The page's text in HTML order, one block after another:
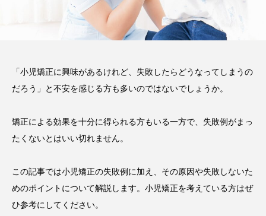
注目のトピック
おすすめ名医一覧 コラム
マウスピース矯正
「小児矯正に興味があるけれど、失敗したらどうなってしまうの
だろう」と不安を感じる方も多いのではないでしょうか。
矯正による効果を十分に得られる方もいる一方で、失敗例がまっ
たくないとはいい切れません。
この記事では小児矯正の失敗例に加え、その原因や失敗しないた
めのポイントについて解説します。小児矯正を考えている方はぜ
ひ参考にしてください。